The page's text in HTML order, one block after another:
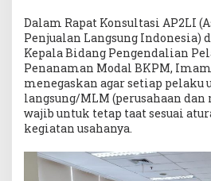
Dalam Rapat Konsultasi AP2LI
Penjualan Langsung Indonesia)
Kepala Bidang Pengendalian
Penanaman Modal BKPM,
menegaskan agar setiap pelaku
langsung/MLM (perusahaan dan
wajib untuk tetap taat sesuai
kegiatan usahanya.